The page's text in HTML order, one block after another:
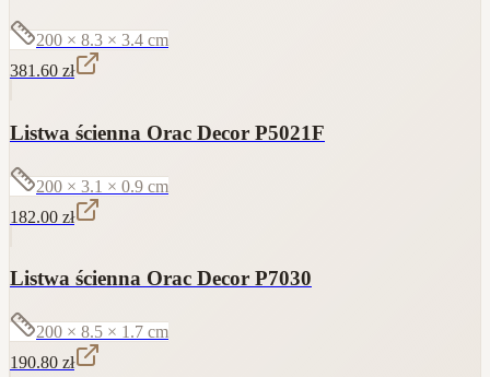
200 × 8.3 × 3.4 cm
381.60 zł
Listwa ścienna Orac Decor P5021F
200 × 3.1 × 0.9 cm
182.00 zł
Listwa ścienna Orac Decor P7030
200 × 8.5 × 1.7 cm
190.80 zł